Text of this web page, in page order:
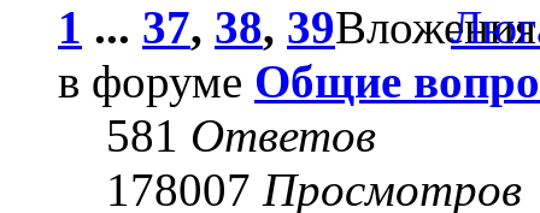
1 ... 37, 38, 39
в форуме Общие
581 Ответов
178007 Просмотров